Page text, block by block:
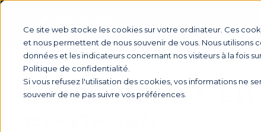
Ce site web stocke les cookies sur votre ordinateur. Ces
et nous permettent de nous souvenir de vous. Nous
données et les indicateurs concernant nos visiteurs à la fois
Politique de confidentialité.
Si vous refusez l'utilisation des cookies, vos informations ne
souvenir de ne pas suivre vos préférences.
Produit
Conditions